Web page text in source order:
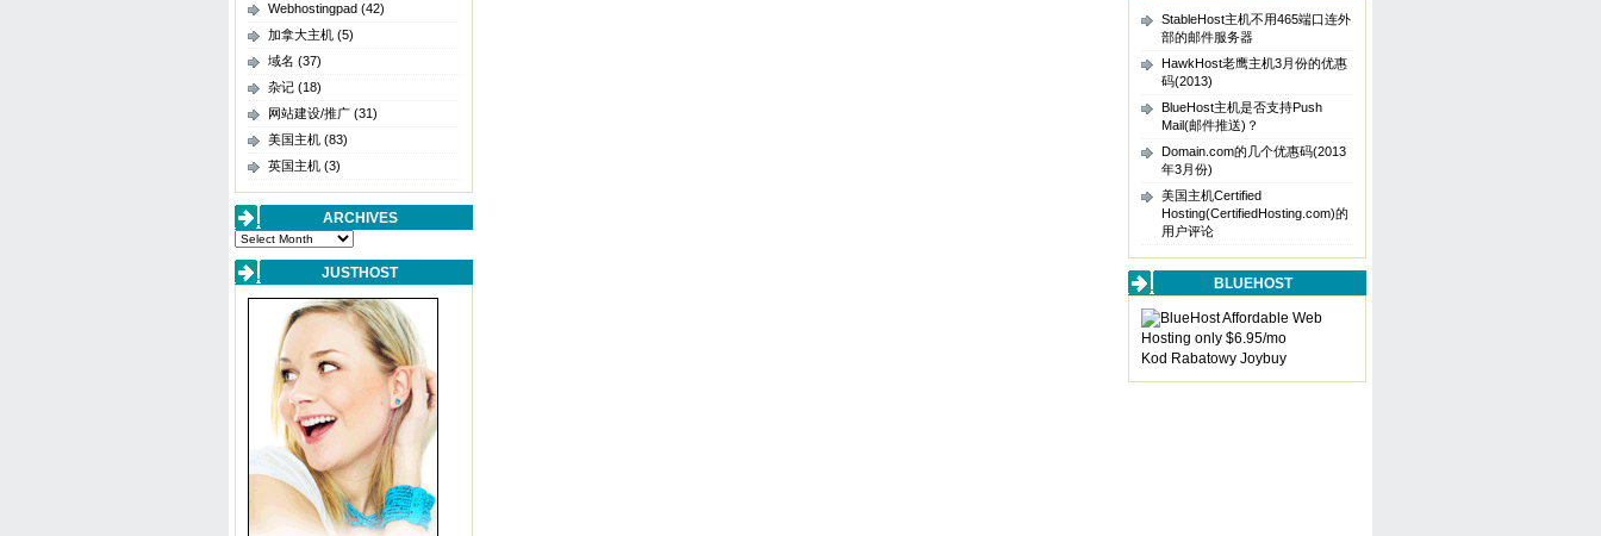
Webhostingpad (42)
加拿大主机 (5)
域名 (37)
杂记 (18)
网站建设/推广 (31)
美国主机 (83)
英国主机 (3)
ARCHIVES
Archives
JUSTHOST
StableHost主机不用465端口连外
部的邮件服务器
HawkHost老鹰主机3月份的优惠
码(2013)
BlueHost主机是否支持Push
Mail(邮件推送)？
Domain.com的几个优惠码(2013
年3月份)
美国主机Certified
Hosting(CertifiedHosting.com)的
用户评论
BLUEHOST
Kod Rabatowy Joybuy